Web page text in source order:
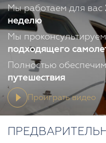
Мы работаем для вас
неделю
Мы
подходящего
Полностью
путешествия
Проиграть видео